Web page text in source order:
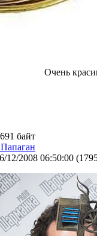
Очень
байт
12/2008 06:50:00 (